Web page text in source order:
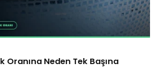
Oranına Neden Tek Başına